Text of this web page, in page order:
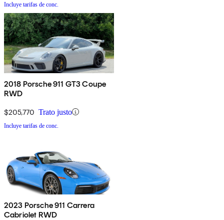
Incluye tarifas de conc.
2018 Porsche 911 GT3 Coupe
RWD
$205,770 Trato justo
Incluye tarifas de conc.
2023 Porsche 911 Carrera
Cabriolet RWD